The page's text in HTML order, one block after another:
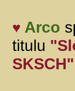
♥ Arco
titulu
SKSCH"